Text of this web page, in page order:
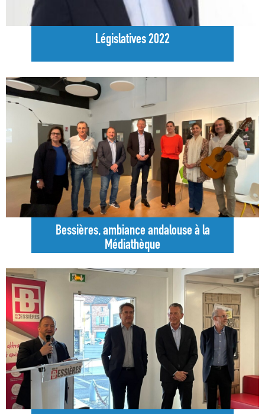
Législatives 2022
Bessières, ambiance andalouse à la
Médiathèque